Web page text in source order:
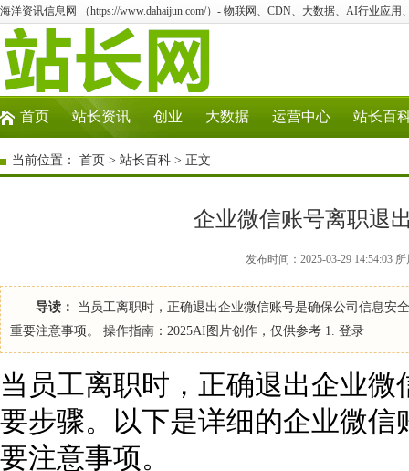
海洋资讯信息网 （https://www.dahaijun.com/）- 物联网、CDN、大数据、AI行业应用
首页 站长资讯 创业 大数据 运营中心 站长百
当前位置： 首页 > 站长百科 > 正文
企业微信账号离职退
发布时间：2025-03-29 14:54:03
导读：
当员工离职时，正确退出企业微信账号是确保公司信息安
重要注意事项。 操作指南：2025AI图片创作，仅供参考 1. 登录
当员工离职时，正确退出企业
要步骤。以下是详细的企业微
要注意事项。